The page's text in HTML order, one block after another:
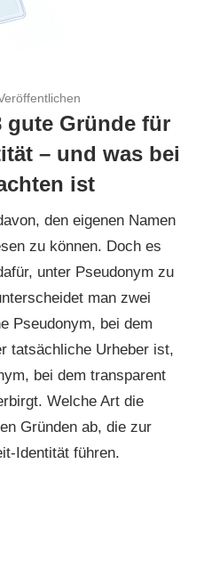
gute Gründe für
– und was bei
ist
den eigenen Namen
zu können. Doch es
unter Pseudonym zu
man zwei
Pseudonym, bei dem
tatsächliche Urheber ist,
bei dem transparent
Welche Art die
Gründen ab, die zur
Identität führen.